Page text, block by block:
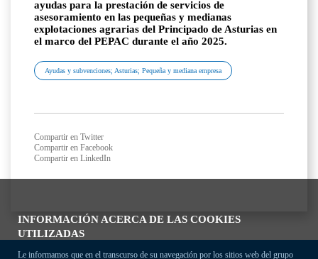
INFORMACIÓN ACERCA DE LAS COOKIES
UTILIZADAS
Le informamos que en el transcurso de su navegación por los sitios web del grupo
ayudas para la prestación de servicios de
asesoramiento en las pequeñas y medianas
explotaciones agrarias del Principado de Asturias en
el marco del PEPAC durante el año 2025.
Ayudas y subvenciones; Asturias; Pequeña y mediana empresa
Compartir en Twitter
Compartir en Facebook
Compartir en LinkedIn